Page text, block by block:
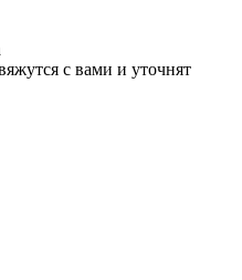
с вами и уточнят